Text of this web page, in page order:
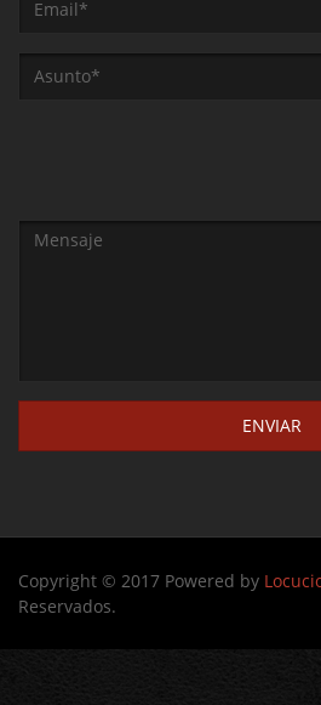
Copyright © 2017 Powered by
Reservados.